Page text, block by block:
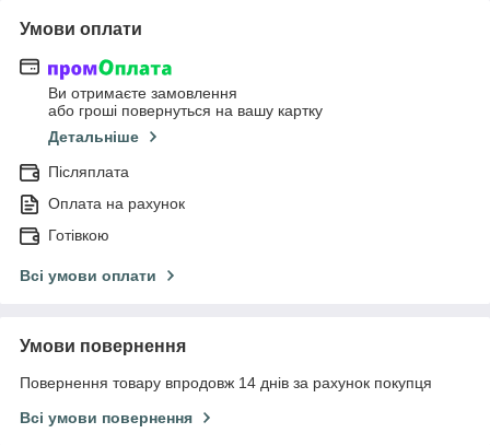
Умови оплати
Ви отримаєте замовлення
або гроші повернуться на вашу картку
Детальніше
Післяплата
Оплата на рахунок
Готівкою
Всі умови оплати
Умови повернення
Повернення товару впродовж 14 днів за рахунок покупця
Всі умови повернення